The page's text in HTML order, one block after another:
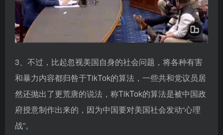
3、不过，比起忽视美国自身的社会问题，将各种有害
和暴力内容都归咎于TikTok的算法，一些共和党议员居
然还抛出了更荒唐的说法，称TikTok的算法是被中国政
府授意制作出来的，因为中国要对美国社会发动“心理
战”。